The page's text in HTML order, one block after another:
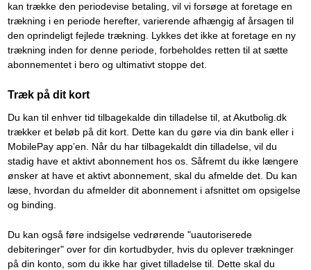
kan trække den periodevise betaling, vil vi forsøge at foretage en
trækning i en periode herefter, varierende afhængig af årsagen til
den oprindeligt fejlede trækning. Lykkes det ikke at foretage en ny
trækning inden for denne periode, forbeholdes retten til at sætte
abonnementet i bero og ultimativt stoppe det.
Træk på dit kort
Du kan til enhver tid tilbagekalde din tilladelse til, at Akutbolig.dk
trækker et beløb på dit kort. Dette kan du gøre via din bank eller i
MobilePay app’en. Når du har tilbagekaldt din tilladelse, vil du
stadig have et aktivt abonnement hos os. Såfremt du ikke længere
ønsker at have et aktivt abonnement, skal du afmelde det. Du kan
læse, hvordan du afmelder dit abonnement i afsnittet om opsigelse
og binding.
Du kan også føre indsigelse vedrørende "uautoriserede
debiteringer" over for din kortudbyder, hvis du oplever trækninger
på din konto, som du ikke har givet tilladelse til. Dette skal du